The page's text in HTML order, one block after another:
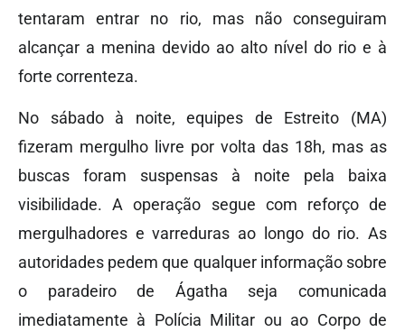
tentaram entrar no rio, mas não conseguiram
alcançar a menina devido ao alto nível do rio e à
forte correnteza.
No sábado à noite, equipes de Estreito (MA)
fizeram mergulho livre por volta das 18h, mas as
buscas foram suspensas à noite pela baixa
visibilidade. A operação segue com reforço de
mergulhadores e varreduras ao longo do rio. As
autoridades pedem que qualquer informação sobre
o paradeiro de Ágatha seja comunicada
imediatamente à Polícia Militar ou ao Corpo de